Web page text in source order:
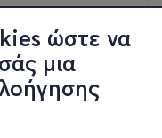
ώστε να
μια